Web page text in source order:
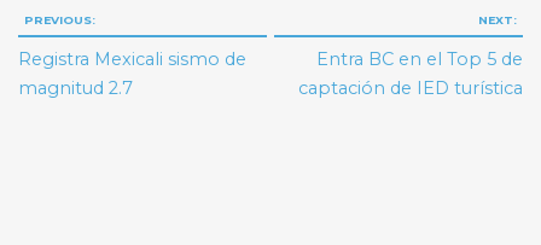
Navegación
de
entradas
PREVIOUS:
Registra Mexicali sismo de
magnitud 2.7
NEXT:
Entra BC en el Top 5 de
captación de IED turística